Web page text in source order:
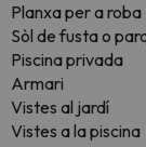
Planxa per a roba
Sòl de fusta o
Piscina privada
Armari
Vistes al jardí
Vistes a la piscina